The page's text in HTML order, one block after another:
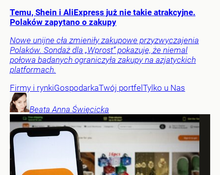
Temu, Shein i AliExpress już nie takie atrakcyjne.
Polaków zapytano o zakupy
Nowe unijne cła zmieniły zakupowe przyzwyczajenia
Polaków. Sondaż dla „Wprost” pokazuje, że niemal
połowa badanych ograniczyła zakupy na azjatyckich
platformach.
Firmy i rynkiGospodarkaTwój portfel Tylko u Nas
Beata Anna Święcicka